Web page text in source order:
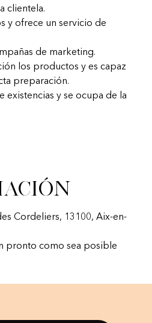
clientela.
y ofrece un servicio de
de marketing.
los productos y es capaz
preparación.
existencias y se ocupa de la
Cordeliers, 13100, Aix-en-
pronto como sea posible